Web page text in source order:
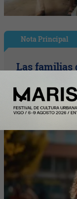
Nota Principal
Las familias
media a la
(un 9% más